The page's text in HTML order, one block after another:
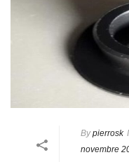
By pierrosk
novembre